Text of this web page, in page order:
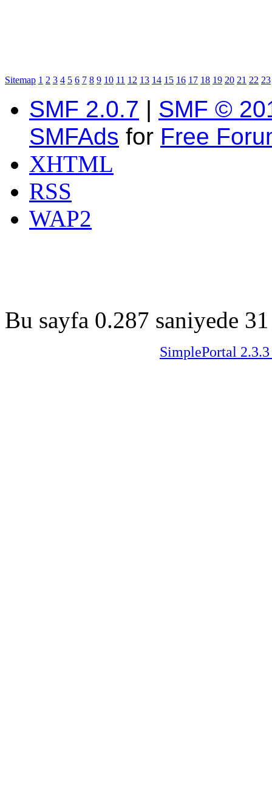
Sitemap 1 2 3 4 5 6 7 8 9 10 11 12 13 14 15 16 17 18 19 20 21 22 23
SMF 2.0.7 | SMF ©
SMFAds for Free
XHTML
RSS
WAP2
Bu sayfa 0.287 saniyede
SimplePortal